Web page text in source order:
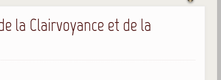
la Clairvoyance et de la